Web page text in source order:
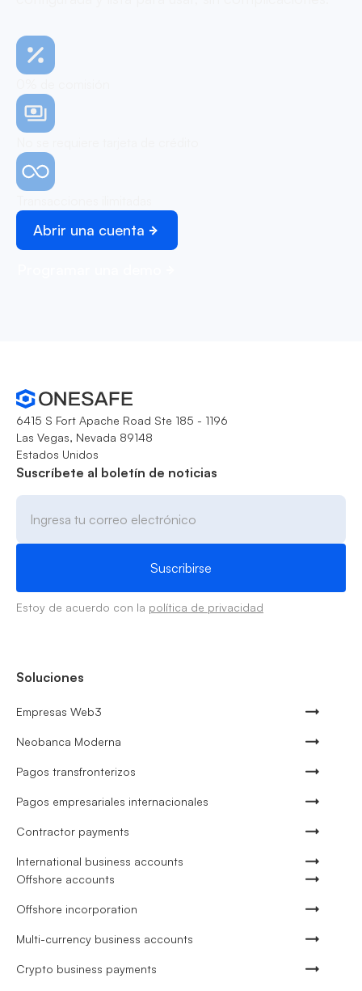
Abrir una cuenta
6415 S Fort Apache Road Ste 185 - 1196
Las Vegas, Nevada 89148
Estados Unidos
Suscríbete al boletín de noticias
Estoy de acuerdo con la política de privacidad
Soluciones
Empresas Web3
Neobanca Moderna
Pagos transfronterizos
Pagos empresariales internacionales
Contractor payments
International business accounts
Offshore accounts
Offshore incorporation
Multi-currency business accounts
Crypto business payments